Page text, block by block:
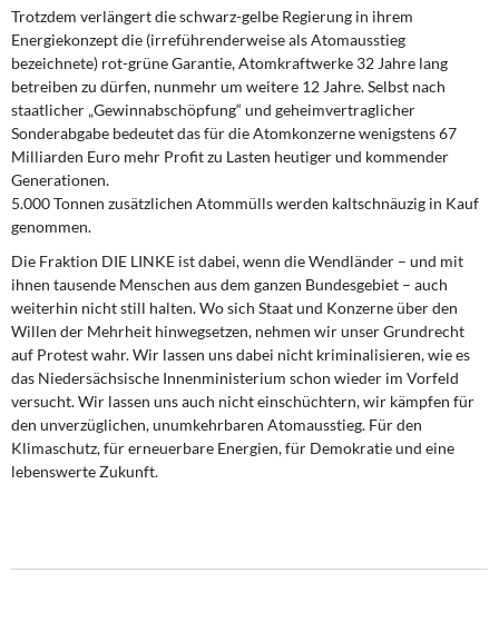
Trotzdem verlängert die schwarz-gelbe Regierung in ihrem
Energiekonzept die (irreführenderweise als Atomausstieg
bezeichnete) rot-grüne Garantie, Atomkraftwerke 32 Jahre lang
betreiben zu dürfen, nunmehr um weitere 12 Jahre. Selbst nach
staatlicher „Gewinnabschöpfung“ und geheimvertraglicher
Sonderabgabe bedeutet das für die Atomkonzerne wenigstens 67
Milliarden Euro mehr Profit zu Lasten heutiger und kommender
Generationen.
5.000 Tonnen zusätzlichen Atommülls werden kaltschnäuzig in Kauf
genommen.
Die Fraktion DIE LINKE ist dabei, wenn die Wendländer – und mit
ihnen tausende Menschen aus dem ganzen Bundesgebiet – auch
weiterhin nicht still halten. Wo sich Staat und Konzerne über den
Willen der Mehrheit hinwegsetzen, nehmen wir unser Grundrecht
auf Protest wahr. Wir lassen uns dabei nicht kriminalisieren, wie es
das Niedersächsische Innenministerium schon wieder im Vorfeld
versucht. Wir lassen uns auch nicht einschüchtern, wir kämpfen für
den unverzüglichen, unumkehrbaren Atomausstieg. Für den
Klimaschutz, für erneuerbare Energien, für Demokratie und eine
lebenswerte Zukunft.